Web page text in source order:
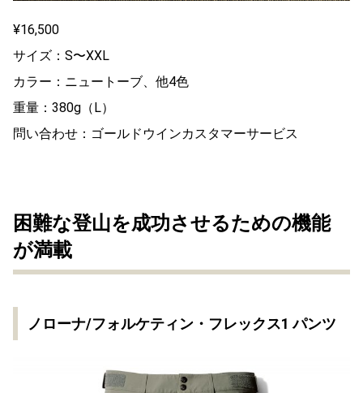
¥16,500
サイズ：S〜XXL
カラー：ニュートーブ、他4色
重量：380g（L）
問い合わせ：ゴールドウインカスタマーサービス
困難な登山を成功させるための機能
が満載
ノローナ/フォルケティン・フレックス1 パンツ